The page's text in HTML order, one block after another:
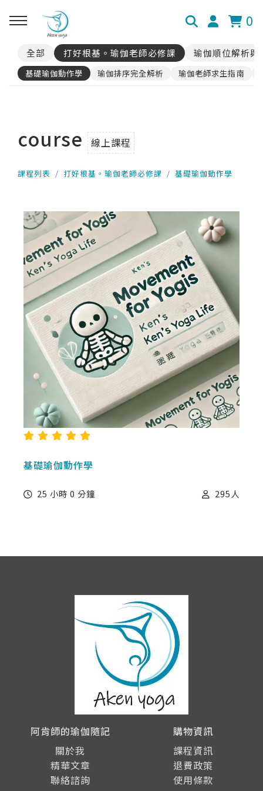
0
全部 打好根基。瑜伽老師必修課 瑜伽順位解析與
基礎瑜伽動作學 瑜伽排序完全解析 瑜伽老師求生指南
course 線上課程
課程列表 打好根基。瑜伽老師必修課 基礎瑜伽動作學
基礎瑜伽動作學
25 小時 0 分鐘 295 人
阿肯師的瑜伽隨記
關於我
精華文章
聯絡諮詢
購物資訊
課程資訊
退費政策
使用條款